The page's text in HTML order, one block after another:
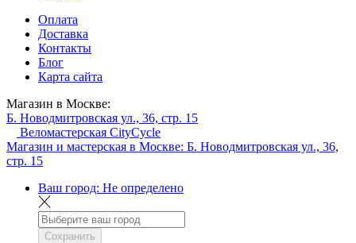
Оплата
Доставка
Контакты
Блог
Карта сайта
Магазин в Москве:
Б. Новодмитровская ул., 36, стр. 15
Веломастерская CityCycle
Магазин и мастерская в Москве: Б. Новодмитровская ул., 36,
стр. 15
Ваш город: Не определено
Сохранить